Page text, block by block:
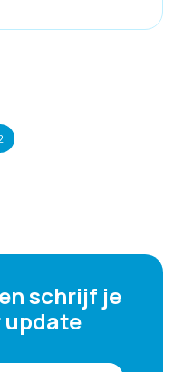
schrijf je
update